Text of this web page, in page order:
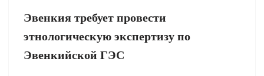
Эвенкия требует провести
этнологическую экспертизу по
Эвенкийской ГЭС